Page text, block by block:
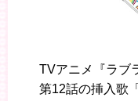
TVアニメ『ラブ
第12話の挿入歌